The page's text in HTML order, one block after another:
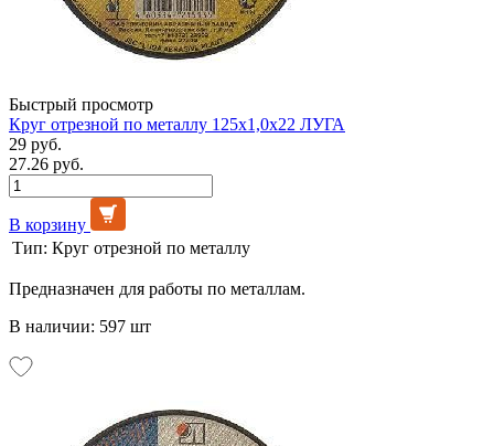
Быстрый просмотр
Круг отрезной по металлу 125х1,0х22 ЛУГА
29 руб.
27.26 руб.
В корзину
Тип: Круг отрезной по металлу
Предназначен для работы по металлам.
В наличии: 597 шт